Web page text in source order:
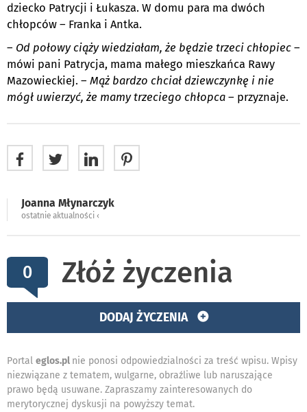
dziecko Patrycji i Łukasza. W domu para ma dwóch
chłopców – Franka i Antka.
– Od połowy ciąży wiedziałam, że będzie trzeci chłopiec –
mówi pani Patrycja, mama małego mieszkańca Rawy
Mazowieckiej. – Mąż bardzo chciał dziewczynkę i nie
mógł uwierzyć, że mamy trzeciego chłopca – przyznaje.
Joanna Młynarczyk
ostatnie aktualności ‹
0 Złóż życzenia
DODAJ ŻYCZENIA
Portal eglos.pl nie ponosi odpowiedzialności za treść wpisu. Wpisy
niezwiązane z tematem, wulgarne, obraźliwe lub naruszające
prawo będą usuwane. Zapraszamy zainteresowanych do
merytorycznej dyskusji na powyższy temat.